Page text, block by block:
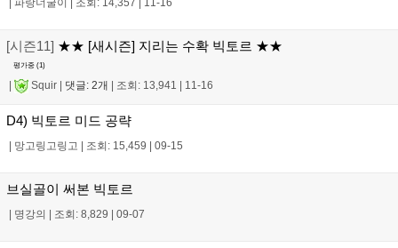
파랑너굴이 조회: 14,357 11-16
[시즌11] ★★ [새시즌] 지리는 수확 빅토르 ★★
평가중 (1)
| Squir | 댓글: 2개 | 조회: 13,941 | 11-16
D4) 빅토르 미드 공략
| 망고링고링고 | 조회: 15,459 | 09-15
브실골이 써본 빅토르
| 명강의 | 조회: 8,829 | 09-07